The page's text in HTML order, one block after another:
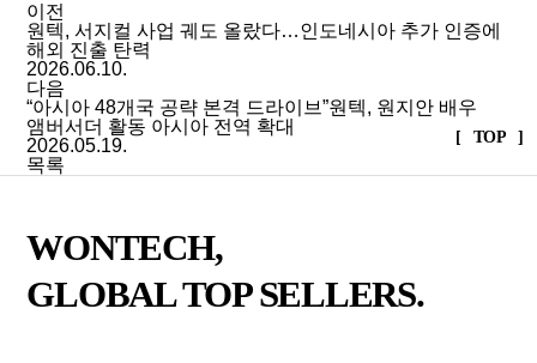
이전
원텍, 서지컬 사업 궤도 올랐다…인도네시아 추가 인증에
해외 진출 탄력
2026.06.10.
다음
“아시아 48개국 공략 본격 드라이브”원텍, 원지안 배우
앰버서더 활동 아시아 전역 확대
2026.05.19.
목록
[ TOP ]
WONTECH,
GLOBAL TOP SELLERS.